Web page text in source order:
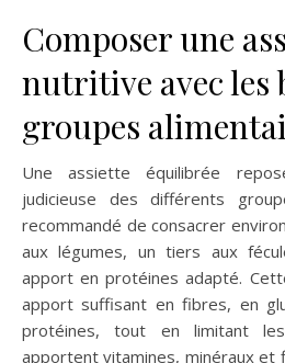
Composer une
nutritive avec les
groupes
Une assiette équilibrée
judicieuse des différents
recommandé de consacrer
aux légumes, un tiers aux
apport en protéines adapté.
apport suffisant en fibres, en
protéines, tout en limitant
apportent vitamines, minéraux et